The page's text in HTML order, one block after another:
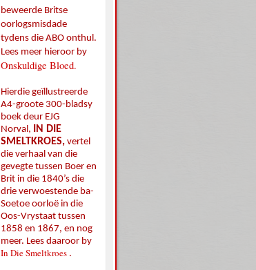
beweerde Britse
oorlogsmisdade
tydens die ABO onthul.
Lees meer hieroor by
Onskuldige Bloed.
Hierdie geïllustreerde
A4-groote 300-bladsy
boek deur EJG
Norval,
IN DIE
SMELTKROES, vertel
die verhaal van die
gevegte tussen Boer en
Brit in die 1840’s die
drie verwoestende ba-
Soetoe oorloë in die
Oos-Vrystaat tussen
1858 en 1867, en nog
meer. Lees daaroor by
In Die Smeltkroes .